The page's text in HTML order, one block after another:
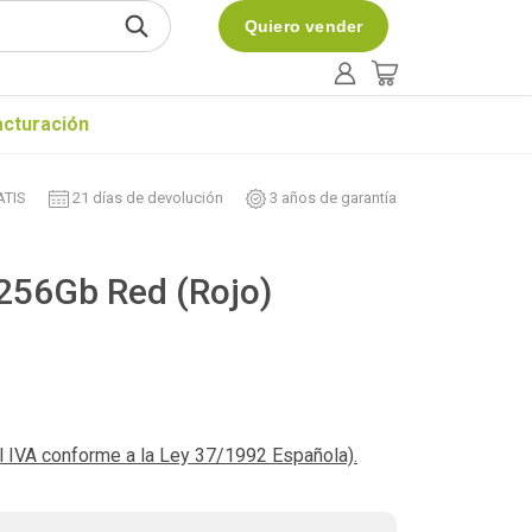
Quiero vender
21 días de devolución 3 años de garantía
Red (Rojo)
conforme a la Ley 37/1992 Española).